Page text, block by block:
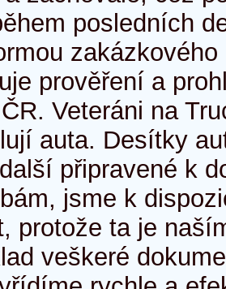
posledních
prověření a
Veteráni na
auta. Desítky
připravené k
jsme k
protože ta je
veškeré